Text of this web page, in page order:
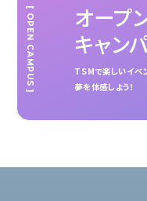
オープ
キャン
TSMで楽しいイベ
夢を体感しよう！
[ OPEN CAMPUS ]